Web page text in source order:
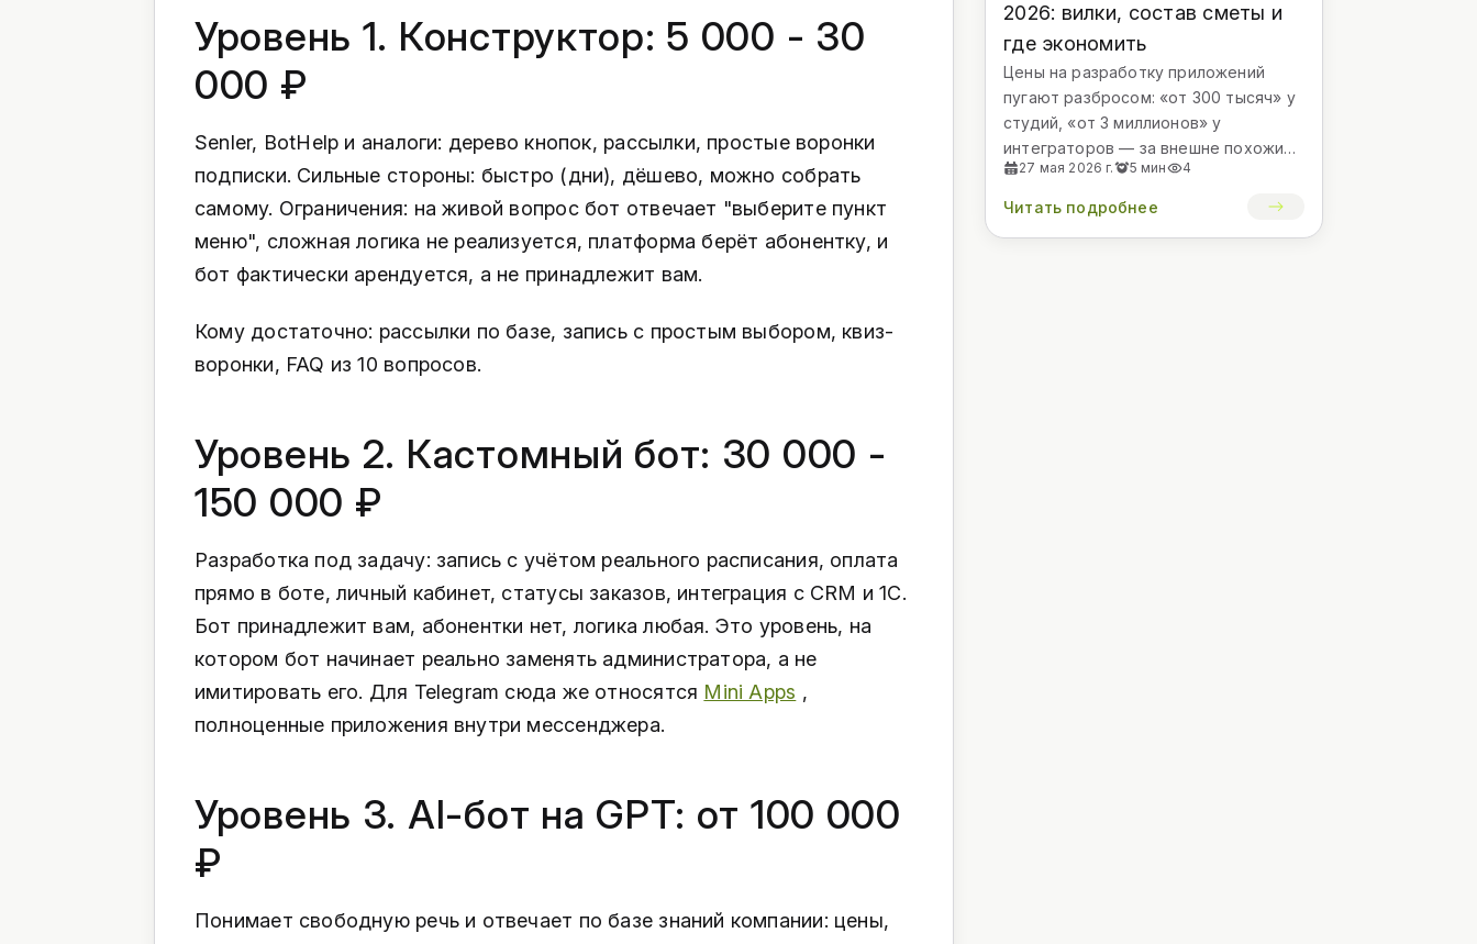
Уровень 1. Конструктор: 5 000 - 30
000 ₽
Senler, BotHelp и аналоги: дерево кнопок, рассылки, простые воронки
подписки. Сильные стороны: быстро (дни), дёшево, можно собрать
самому. Ограничения: на живой вопрос бот отвечает "выберите пункт
меню", сложная логика не реализуется, платформа берёт абонентку, и
бот фактически арендуется, а не принадлежит вам.
Кому достаточно: рассылки по базе, запись с простым выбором, квиз-
воронки, FAQ из 10 вопросов.
Уровень 2. Кастомный бот: 30 000 -
150 000 ₽
Разработка под задачу: запись с учётом реального расписания, оплата
прямо в боте, личный кабинет, статусы заказов, интеграция с CRM и 1С.
Бот принадлежит вам, абонентки нет, логика любая. Это уровень, на
котором бот начинает реально заменять администратора, а не
имитировать его. Для Telegram сюда же относятся Mini Apps ,
полноценные приложения внутри мессенджера.
Уровень 3. AI-бот на GPT: от 100 000
₽
Понимает свободную речь и отвечает по базе знаний компании: цены,
2026: вилки, состав сметы и
где экономить
Цены на разработку приложений
пугают разбросом: «от 300 тысяч» у
студий, «от 3 миллионов» у
интеграторов — за внешне похожие
продукты. Разница не в жадности, а
в составе: что счита...
27 мая 2026 г. 5 мин 4
Читать подробнее